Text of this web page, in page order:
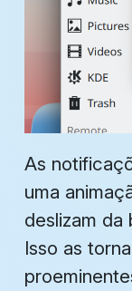
As
uma
deslizam da
Isso as